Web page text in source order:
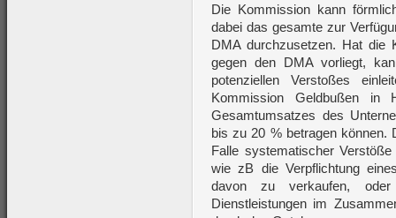
Die Kommission kann
dabei das gesamte zur
DMA durchzusetzen. Hat die
gegen den DMA vorliegt,
potenziellen Verstoßes
Kommission Geldbußen
Gesamtumsatzes des
bis zu 20 % betragen können.
Falle systematischer
wie zB die Verpflichtung
davon zu verkaufen,
Dienstleistungen im